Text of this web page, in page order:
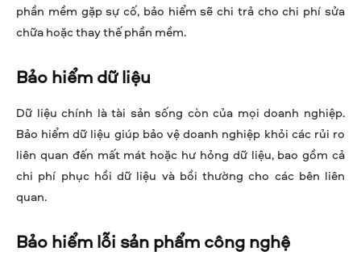
phần mềm gặp sự cố, bảo hiểm sẽ chi trả cho chi phí sửa
chữa hoặc thay thế phần mềm.
Bảo hiểm dữ liệu
Dữ liệu chính là tài sản sống còn của mọi doanh nghiệp.
Bảo hiểm dữ liệu giúp bảo vệ doanh nghiệp khỏi các rủi ro
liên quan đến mất mát hoặc hư hỏng dữ liệu, bao gồm cả
chi phí phục hồi dữ liệu và bồi thường cho các bên liên
quan.
Bảo hiểm lỗi sản phẩm công nghệ